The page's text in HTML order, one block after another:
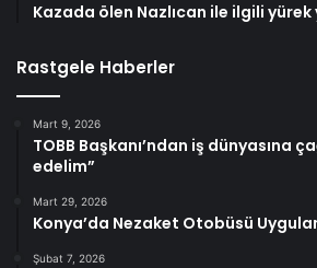
Kazada ölen Nazlıcan ile ilgili
Rastgele Haberler
Mart 9, 2026
TOBB Başkanı’ndan iş dünyasına
edelim”
Mart 29, 2026
Konya’da Nezaket Otobüsü
Şubat 7, 2026